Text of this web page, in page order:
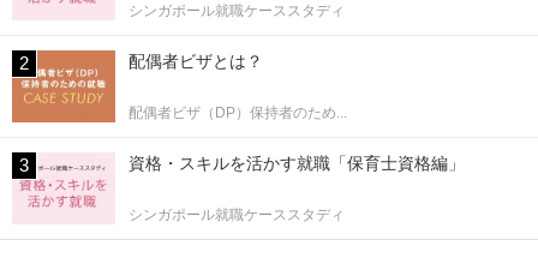
シンガポール就職ケーススタディ
配偶者ビザとは？
配偶者ビザ（DP）保持者のため...
資格・スキルを活かす就職「保育士資格編」
シンガポール就職ケーススタディ